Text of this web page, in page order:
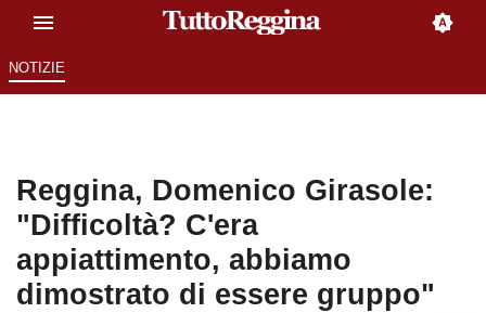
NOTIZIE
Reggina, Domenico Girasole:
"Difficoltà? C'era
appiattimento, abbiamo
dimostrato di essere gruppo"